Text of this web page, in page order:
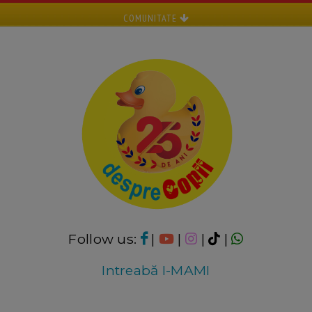
COMUNITATE
Follow us: | | |
|
Intreabă I-MAMI